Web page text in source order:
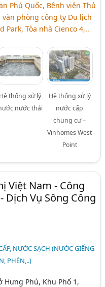
Phú Quốc, Bệnh viện Thủ
văn phòng công ty Du lịch
Park, Tòa nhà Cienco 4,..
Hệ thống xử lý
nước thải
Hệ thống xử lý
nước cấp
chung cư –
Vinhomes West
Point
Việt Nam - Công
Dịch Vụ Sông Công
NƯỚC SẠCH (NƯỚC GIẾNG
PHÈN,..)
Hưng Phú, Khu Phố 1,